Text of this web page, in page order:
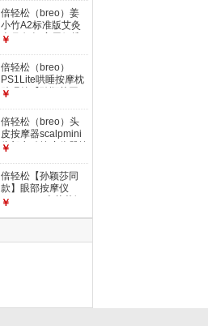
揉捏热敷 生日七夕
情人节礼物送男女友
倍轻松（breo）姜
小竹A2标准版艾灸
盒月白色 家用便携
仪 生日七夕情人节
礼物送男女友三伏康
养
￥
倍轻松（breo）
PS1Lite哄睡按摩枕
助眠枕【孙颖莎同
肩颈按摩仪斜方肌颈
部睡眠 生日七夕节
礼物
￥
倍轻松（breo）头
皮按摩器scalpmini
头部电动按摩仪器按
送妈妈老婆男女朋友
生日七夕情人节礼物
￥
倍轻松【孙颖莎同
款】眼部按摩仪
iSeeJplus山茶花智
￥